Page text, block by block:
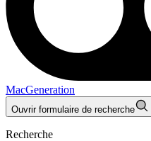
MacGeneration
Ouvrir formulaire de recherche
Recherche